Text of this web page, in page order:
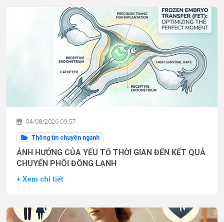
04/08/2026 09:57
Thông tin chuyên ngành
ẢNH HƯỞNG CỦA YẾU TỐ THỜI GIAN ĐẾN KẾT QUẢ
CHUYỂN PHÔI ĐÔNG LẠNH
+ Xem chi tiết